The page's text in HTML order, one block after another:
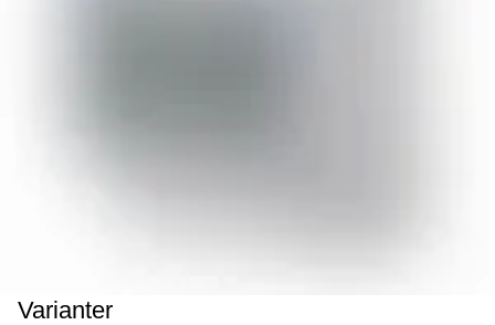
Varianter